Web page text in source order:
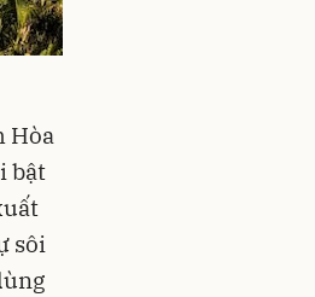
Hòa
bật
sôi